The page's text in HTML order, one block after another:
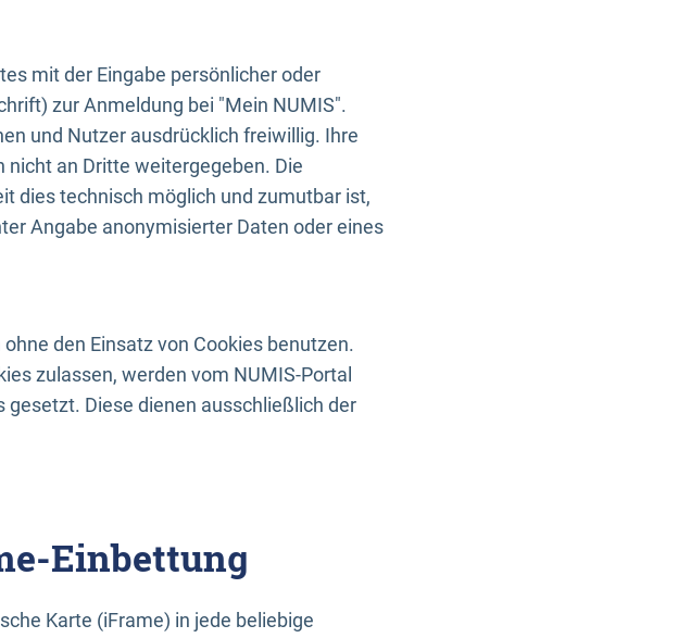
mit der Eingabe persönlicher oder
zur Anmeldung bei "Mein NUMIS".
und Nutzer ausdrücklich freiwillig. Ihre
an Dritte weitergegeben. Die
dies technisch möglich und zumutbar ist,
Angabe anonymisierter Daten oder eines
den Einsatz von Cookies benutzen.
zulassen, werden vom NUMIS-Portal
Diese dienen ausschließlich der
Einbettung
Karte (iFrame) in jede beliebige